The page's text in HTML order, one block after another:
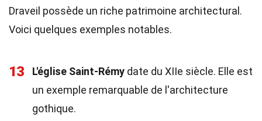
Draveil possède un riche patrimoine architectural.
Voici quelques exemples notables.
13 L'église Saint-Rémy date du XIIe siècle. Elle est
un exemple remarquable de l'architecture
gothique.